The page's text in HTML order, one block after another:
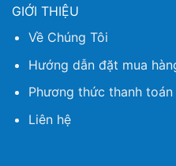
GIỚI THIỆU
Về Chúng Tôi
Hướng dẫn đặt mua
Phương thức thanh toán
Liên hệ